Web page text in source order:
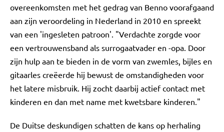
overeenkomsten met het gedrag van Benno voorafgaand
aan zijn veroordeling in Nederland in 2010 en spreekt
van een 'ingesleten patroon'. "Verdachte zorgde voor
een vertrouwensband als surrogaatvader en -opa. Door
zijn hulp aan te bieden in de vorm van zwemles, bijles en
gitaarles creëerde hij bewust de omstandigheden voor
het latere misbruik. Hij zocht daarbij actief contact met
kinderen en dan met name met kwetsbare kinderen."
De Duitse deskundigen schatten de kans op herhaling